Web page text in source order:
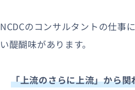
NCDCのコンサルタントの仕事
い醍醐味があります。
「上流のさらに上流」から関